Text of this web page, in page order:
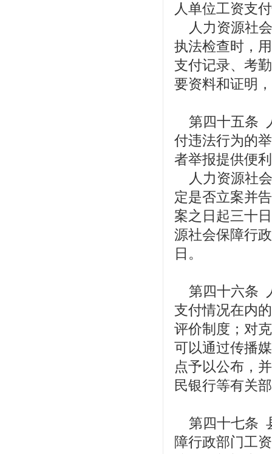
人单位工资支
人力资源社
执法检查时，
支付记录、考
要资料和证明
第四十五条
付违法行为的
者举报提供便
人力资源社
定是否立案并
案之日起三十
源社会保障行
日。
第四十六条
支付情况在内
评价制度；对
可以通过传播
点予以公布，
民银行等有关
第四十七条
障行政部门工